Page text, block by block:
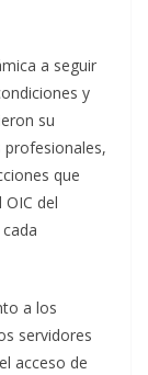
a seguir
y
su
que
del
a los
servidores
acceso de